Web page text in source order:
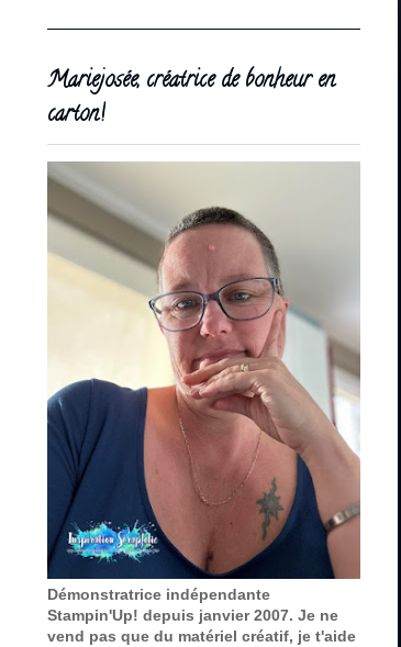
Mariejosée, créatrice de bonheur en
carton!
Démonstratrice indépendante
Stampin'Up! depuis janvier 2007. Je ne
vend pas que du matériel créatif, je t'aide